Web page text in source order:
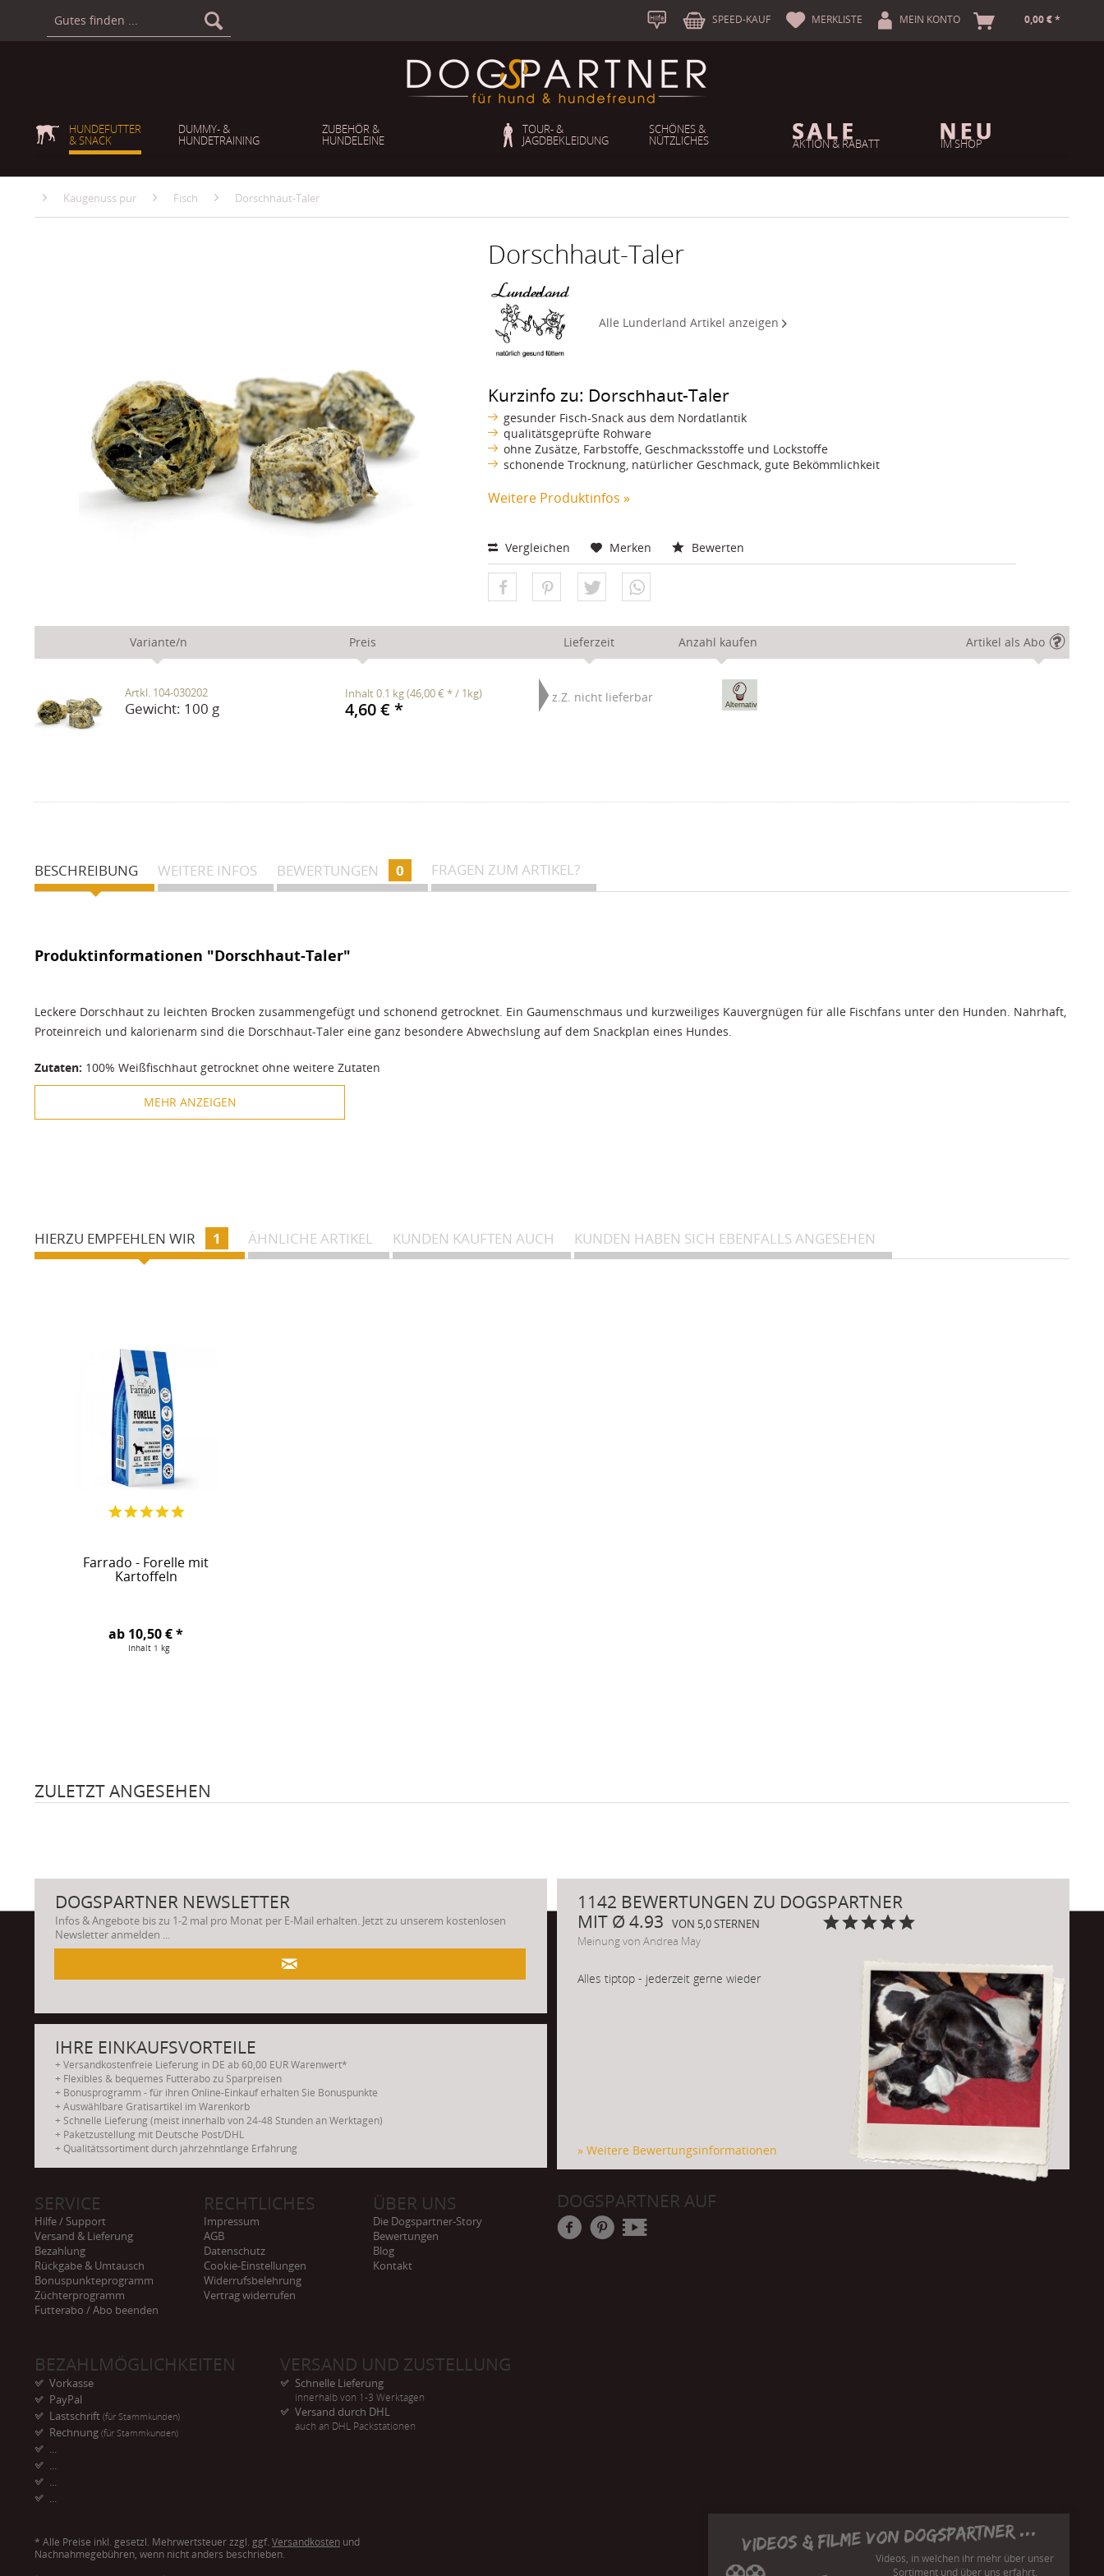
b
Hilfe S SPEED-KAUF MERKLISTE A MEIN KONTO 0,00 € *
HUNDEFUTTER
& SNACK
DUMMY- &
HUNDETRAINING
ZUBEHÖR &
HUNDELEINE
TOUR- &
JAGDBEKLEIDUNG
SCHÖNES &
NÜTZLICHES AKTION & RABATT IM SHOP
Kaugenuss pur Fisch Dorschhaut-Taler
Dorschhaut-Taler
Alle Lunderland Artikel anzeigen
Kurzinfo zu: Dorschhaut-Taler
gesunder Fisch-Snack aus dem Nordatlantik
qualitätsgeprüfte Rohware
ohne Zusätze, Farbstoffe, Geschmacksstoffe und Lockstoffe
schonende Trocknung, natürlicher Geschmack, gute Bekömmlichkeit
Weitere Produktinfos »
Vergleichen Merken Bewerten
Variante/n Preis Lieferzeit Anzahl kaufen Artikel als Abo
Artkl. 104-030202
Gewicht: 100 g
z.Z. nicht lieferbar Alternativ
Inhalt0.1 kg(46,00 € * / 1kg)
4,60 € *
BESCHREIBUNG WEITERE INFOS BEWERTUNGEN 0 FRAGEN ZUM ARTIKEL?
Produktinformationen "Dorschhaut-Taler"
MEHR ANZEIGEN
Leckere Dorschhaut zu leichten Brocken zusammengefügt und schonend getrocknet. Ein Gaumenschmaus und kurzweiliges Kauvergnügen für alle Fischfans unter den Hunden. Nahrhaft,
Proteinreich und kalorienarm sind die Dorschhaut-Taler eine ganz besondere Abwechslung auf dem Snackplan eines Hundes.
Zutaten: 100% Weißfischhaut getrocknet ohne weitere Zutaten
Analytische Bestandteile:Protein 83%, Fettgehalt 2%, Rohasche 16%, Feuchtigkeit 14%
100g (entspr. ca. 13-15 Taler)
Bei Lieferung nach Deutschland wird durch das dortige Gesundheitsamt die Freigabe als Lebensmittel erteilt (bedeutet Tierfutter wird in Island nach Lebensmittelstandards geprüft,
es findet keine Unterscheidung statt)
Kein Einsatz von chemischen Konservierungs- und Zusatzstoffen
HIERZU EMPFEHLEN WIR 1 ÄHNLICHE ARTIKEL KUNDEN KAUFTEN AUCH KUNDEN HABEN SICH EBENFALLS ANGESEHEN
Farrado - Forelle mit
Kartoffeln
Inhalt 1 kg
ab 10,50 € *
ZULETZT ANGESEHEN
DOGSPARTNER NEWSLETTER
Infos & Angebote bis zu 1-2 mal pro Monat per E-Mail erhalten. Jetzt zu unserem kostenlosen
Newsletter anmelden ...
1142 BEWERTUNGEN ZU DOGSPARTNER
MIT Ø 4.93
VON 5,0 STERNEN
Meinung von Andrea May
Alles tiptop - jederzeit gerne wieder
» Weitere Bewertungsinformationen
IHRE EINKAUFSVORTEILE
+ Versandkostenfreie Lieferung in DE ab 60,00 EUR Warenwert*
+ Flexibles & bequemes Futterabo zu Sparpreisen
+ Bonusprogramm - für ihren Online-Einkauf erhalten Sie Bonuspunkte
+ Auswählbare Gratisartikel im Warenkorb
+ Schnelle Lieferung (meist innerhalb von 24-48 Stunden an Werktagen)
+ Paketzustellung mit Deutsche Post/DHL
+ Qualitätssortiment durch jahrzehntlange Erfahrung
SERVICE
Hilfe / Support
Versand & Lieferung
Bezahlung
Rückgabe & Umtausch
Bonuspunkteprogramm
Züchterprogramm
Futterabo / Abo beenden
RECHTLICHES
Impressum
AGB
Datenschutz
Cookie-Einstellungen
Widerrufsbelehrung
Vertrag widerrufen
ÜBER UNS
Die Dogspartner-Story
Bewertungen
Blog
Kontakt
DOGSPARTNER AUF
BEZAHLMÖGLICHKEITEN
Vorkasse
PayPal
Lastschrift (für Stammkunden)
Rechnung (für Stammkunden)
...
...
...
...
VERSAND UND ZUSTELLUNG
Schnelle Lieferung
innerhalb von 1-3 Werktagen
Versand durch DHL
auch an DHL Packstationen
* Alle Preise inkl. gesetzl. Mehrwertsteuer zzgl. ggf. Versandkosten und
Nachnahmegebühren, wenn nicht anders beschrieben.
Videos & Filme von Dogspartner ...
Videos, in welchen ihr mehr über unser
Sortiment und über uns erfahrt.